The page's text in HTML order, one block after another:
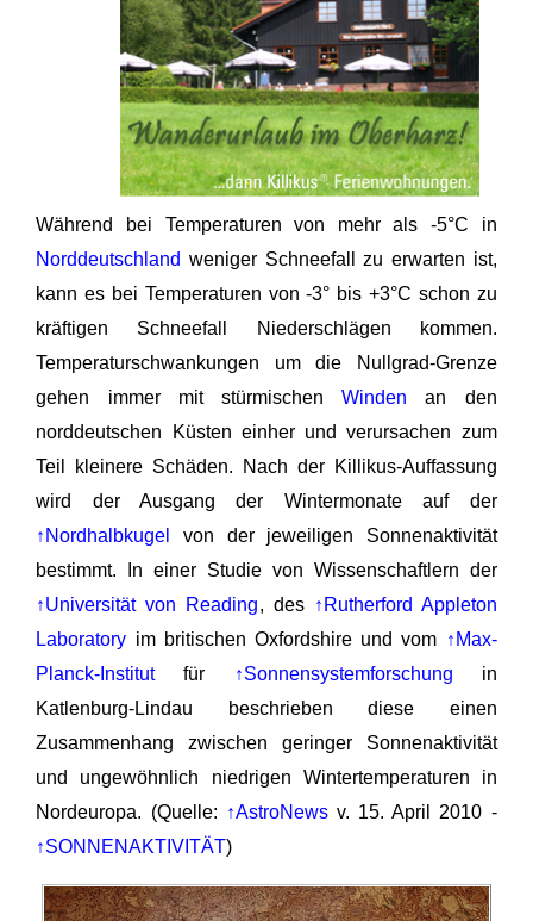
Während bei Temperaturen von mehr als -5°C in
Norddeutschland weniger Schneefall zu erwarten ist,
kann es bei Temperaturen von -3° bis +3°C schon zu
kräftigen Schneefall Niederschlägen kommen.
Temperaturschwankungen um die Nullgrad-Grenze
gehen immer mit stürmischenWinden an den
norddeutschen Küsten einher und verursachen zum
Teil kleinere Schäden. Nach der Killikus-Auffassung
wird der Ausgang der Wintermonate auf der
↑Nordhalbkugel
von der jeweiligen Sonnenaktivität
bestimmt. In einer Studie von Wissenschaftlern der
↑Universität von Reading, des ↑Rutherford Appleton
Laboratory im britischen Oxfordshire und vom ↑Max-
Planck-Institutfür ↑Sonnensystemforschung in
Katlenburg-Lindau beschrieben diese einen
Zusammenhang zwischen geringer Sonnenaktivität
und ungewöhnlich niedrigen Wintertemperaturen in
Nordeuropa. (Quelle: ↑AstroNewsv. 15. April 2010 -
↑SONNENAKTIVITÄT)